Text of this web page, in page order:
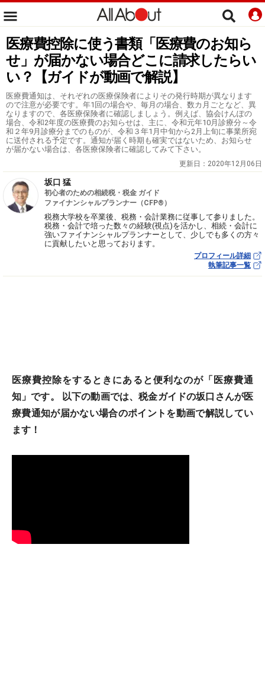
医療費控除に使う書類「医療費のお知ら
せ」が届かない場合どこに請求したらい
い？【ガイドが動画で解説】
医療費通知は、それぞれの医療保険者によりその発行時期が異なります
ので注意が必要です。年1回の場合や、毎月の場合、数カ月ごとなど、異
なりますので、各医療保険者に確認しましょう。例えば、協会けんぽの
場合、令和2年度の医療費のお知らせは、主に、令和元年10月診療分～令
和２年9月診療分までのものが、令和３年1月中旬から2月上旬に事業所宛
に送付される予定です。通知が届く時期も確実ではないため、お知らせ
が届かない場合は、各医療保険者に確認してみて下さい。
更新日： 2020年12月06日
坂口 猛
初心者のための相続税・税金 ガイド
ファイナンシャルプランナー（CFP®）
税務大学校を卒業後、税務・会計業務に従事して参りました。
税務・会計で培った数々の経験(視点)を活かし、相続・会計に
強いファイナンシャルプランナーとして、少しでも多くの方々
に貢献したいと思っております。
プロフィール詳細
執筆記事一覧
医療費控除をするときにあると便利なのが「医療費通
知」です。 以下の動画では、税金ガイドの坂口さんが医
療費通知が届かない場合のポイントを動画で解説してい
ます！